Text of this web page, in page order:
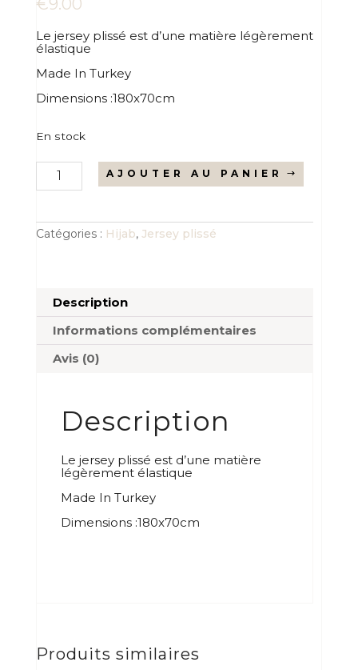
€9.00
Le jersey plissé est d’une matière légèrement
élastique
Made In Turkey
Dimensions :180x70cm
En stock
quantité
Le
grenat
AJOUTER AU PANIER
Catégories : Hijab, Jersey plissé
Description
Informations complémentaires
Avis (0)
Description
Le jersey plissé est d’une matière
légèrement élastique
Made In Turkey
Dimensions :180x70cm
Produits similaires